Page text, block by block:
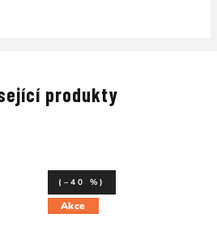
produkty
Akce
(–40 %)